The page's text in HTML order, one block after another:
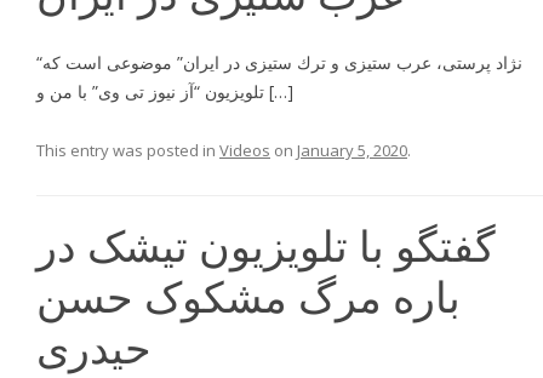
“نژاد پرستى، عرب ستيزى و ترك ستيزى در ايران” موضوعى است كه
تلويزيون “آز نيوز تى وى” با من و […]
This entry was posted in Videos on January 5, 2020.
گفتگو با تلویزیون تیشک در
باره مرگ مشکوک حسن
حیدری